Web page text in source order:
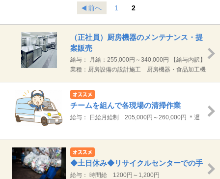
前へ 1 2
（正社員）厨房機器のメンテナンス・提
案販売
給与： 月給：255,000円～340,000円 【給与内訳】
基本給 210,000円～295,000円 固定残業手
間外労働の有無にかかわらず 20～29時間分として
支給し、超過分は別途支給します。 通勤手当規定支
給（上限25,000円/月） ※試用期間3ヶ月（試用期間
中の労働条件変動なし）
業種：厨房設備の設計施工 厨房機器・食品加工機
厨房機器、販売、買取
チームを組んで各現場の清掃作業
給与： 日給月給制 205,000円～260,000円 ＊遅
資格、経験等考慮し決定します。 ＜業務手当＞
10,000円/月 ※試用期間終了後より付与します 時間
外手当、通勤手当は別途支給します
◆土日休み◆リサイクルセンターでの手
選別作業と重機オペレーター
給与： 時間給 1200円～1,200円